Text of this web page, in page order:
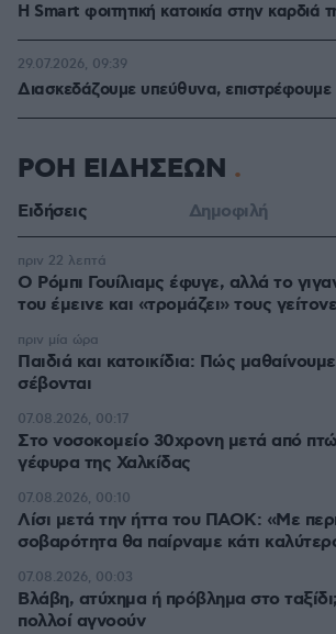
Η Smart φοιτητική κατοικία στην καρδιά
Διασκεδάζουμε υπεύθυνα,
29.07.2026, 09:39
ΡΟΗ ΕΙΔΗΣΕΩΝ
Ειδήσεις Δημοφιλή
Ο Ρόμπι Γουίλιαμς έφυγε, αλλά το
του έμεινε και «τρομάζει» τους
πριν 22 λεπτά
Παιδιά και κατοικίδια: Πώς
σέβονται
πριν μία ώρα
Στο νοσοκομείο 30χρονη μετά από
γέφυρα της Χαλκίδας
07.08.2026, 00:17
Λίσι μετά την ήττα του ΠΑΟΚ: «Με
σοβαρότητα θα παίρναμε κάτι
07.08.2026, 00:10
Βλάβη, ατύχημα ή πρόβλημα στο
πολλοί αγνοούν
07.08.2026, 00:03